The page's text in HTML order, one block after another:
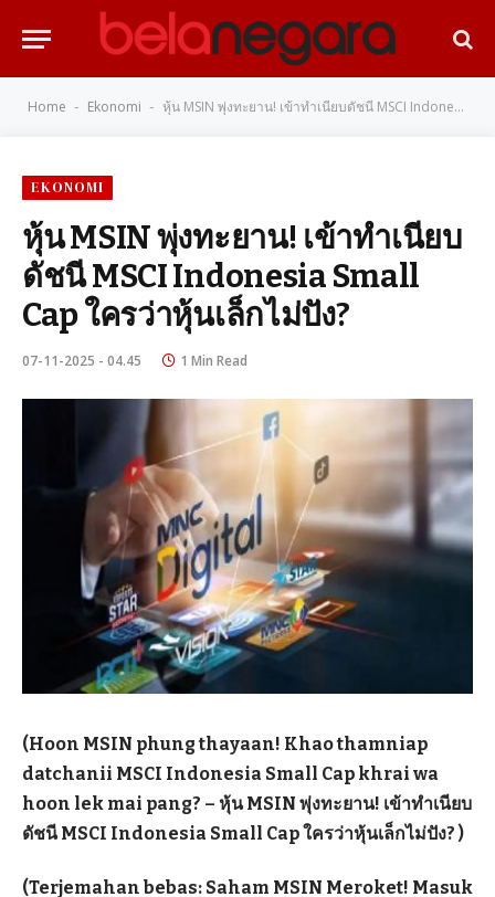
Home - Ekonomi - หุ้น MSIN พุ่งทะยาน! เข้าทำเนียบดัชนี MSCI Indonesia Small Cap ใครว่าหุ้นเล็กไม่ปัง?
EKONOMI
หุ้น MSIN พุ่งทะยาน! เข้าทำเนียบ
ดัชนี MSCI Indonesia Small
Cap ใครว่าหุ้นเล็กไม่ปัง?
07-11-2025 - 04.45 1 Min Read
(Hoon MSIN phung thayaan! Khao thamniap
datchanii MSCI Indonesia Small Cap khrai wa
hoon lek mai pang? – หุ้น MSIN พุ่งทะยาน! เข้าทำเนียบ
ดัชนี MSCI Indonesia Small Cap ใครว่าหุ้นเล็กไม่ปัง? )
(Terjemahan bebas: Saham MSIN Meroket! Masuk